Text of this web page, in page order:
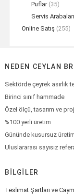
Puflar (35)
Servis Arabaları
Online Satış (255)
NEDEN CEYLAN
Sektörde çeyrek asırlık
Birinci sınıf hammade
Özel ölçü, tasarım ve
%100 yerli üretim
Gününde kusursuz
Uluslararası sayısız
BILGILER
Teslimat Şartları ve